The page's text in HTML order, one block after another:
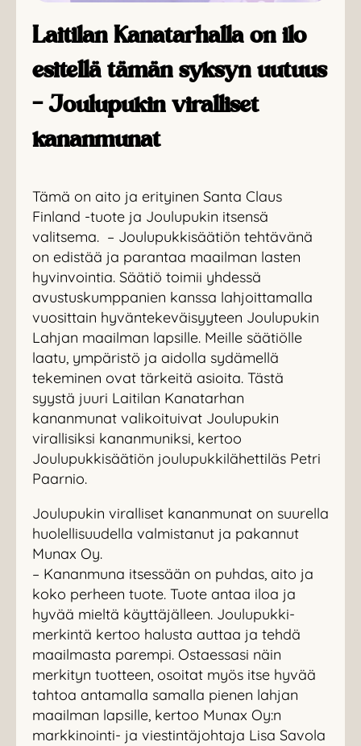
Laitilan Kanatarhalla on ilo
esitellä tämän syksyn uutuus
– Joulupukin viralliset
kananmunat
Tämä on aito ja erityinen Santa Claus
Finland -tuote ja Joulupukin itsensä
valitsema. ­ – Joulupukkisäätiön tehtävänä
on edistää ja parantaa maailman lasten
hyvinvointia. Säätiö toimii yhdessä
avustuskumppanien kanssa lahjoittamalla
vuosittain hyväntekeväisyyteen Joulupukin
Lahjan maailman lapsille. Meille säätiölle
laatu, ympäristö ja aidolla sydämellä
tekeminen ovat tärkeitä asioita. Tästä
syystä juuri Laitilan Kanatarhan
kananmunat valikoituivat Joulupukin
virallisiksi kananmuniksi, kertoo
Joulupukkisäätiön joulupukkilähettiläs Petri
Paarnio.
Joulupukin viralliset kananmunat on suurella
huolellisuudella valmistanut ja pakannut
Munax Oy.
– Kananmuna itsessään on puhdas, aito ja
koko perheen tuote. Tuote antaa iloa ja
hyvää mieltä käyttäjälleen. Joulupukki-
merkintä kertoo halusta auttaa ja tehdä
maailmasta parempi. Ostaessasi näin
merkityn tuotteen, osoitat myös itse hyvää
tahtoa antamalla samalla pienen lahjan
maailman lapsille, kertoo Munax Oy:n
markkinointi- ja viestintäjohtaja Lisa Savola